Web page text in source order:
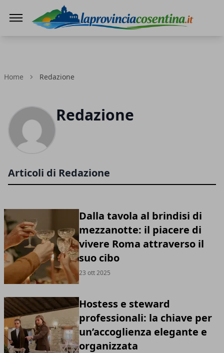
Home Redazione
Redazione
Articoli di Redazione
Dalla tavola al brindisi di
mezzanotte: il piacere di
vivere Roma attraverso il
suo cibo
23 ott 2025
Hostess e steward
professionali: la chiave per
un’accoglienza elegante e
organizzata